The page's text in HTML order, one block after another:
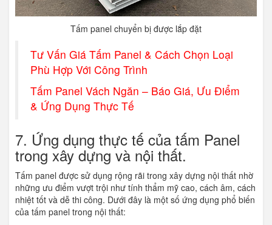
Tấm panel chuyển bị được lắp đặt
Tư Vấn Giá Tấm Panel & Cách Chọn Loại
Phù Hợp Với Công Trình
Tấm Panel Vách Ngăn – Báo Giá, Ưu Điểm
& Ứng Dụng Thực Tế
7. Ứng dụng thực tế của tấm Panel
trong xây dựng và nội thất.
Tấm panel được sử dụng rộng rãi trong xây dựng nội thất nhờ
những ưu điểm vượt trội như tính thẩm mỹ cao, cách âm, cách
nhiệt tốt và dễ thi công. Dưới đây là một số ứng dụng phổ biến
của tấm panel trong nội thất: